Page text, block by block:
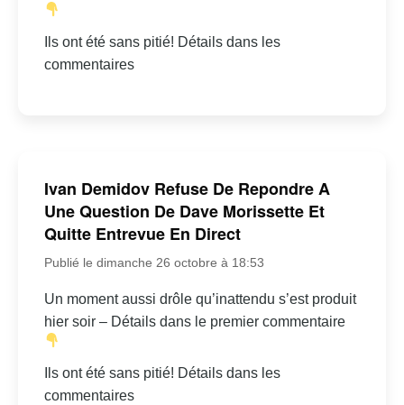
Ils ont été sans pitié! Détails dans les
commentaires
Ivan Demidov Refuse De Repondre A
Une Question De Dave Morissette Et
Quitte Entrevue En Direct
Publié le dimanche 26 octobre à 18:53
Un moment aussi drôle qu’inattendu s’est produit
hier soir – Détails dans le premier commentaire
Ils ont été sans pitié! Détails dans les
commentaires